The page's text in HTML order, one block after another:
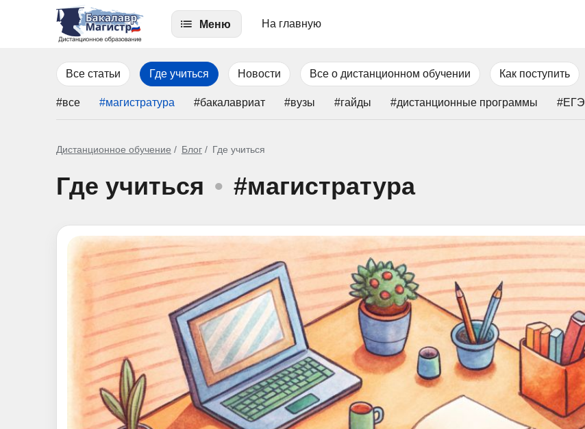
Меню На главную
Все статьи Где учиться Новости Все о дистанционном обучении Как поступить
#все #магистратура #бакалавриат #вузы #гайды #дистанционные программы #ЕГЭ
Дистанционное обучение Блог Где учиться
Где учиться • #магистратура